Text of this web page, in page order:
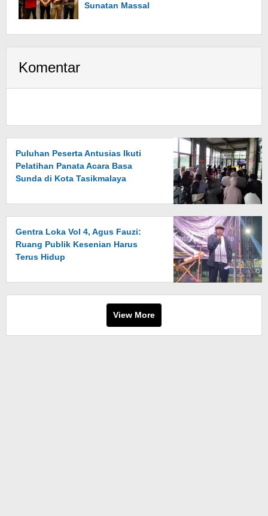
Sunatan Massal
Komentar
Puluhan Peserta Antusias Ikuti
Pelatihan Panata Acara Basa
Sunda di Kota Tasikmalaya
Gentra Loka Vol 4, Agus Fauzi:
Ruang Publik Kesenian Harus
Terus Hidup
View More